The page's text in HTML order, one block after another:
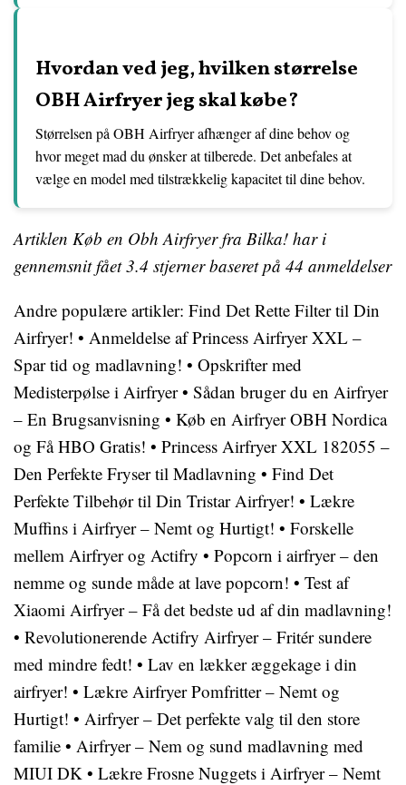
Hvordan ved jeg, hvilken størrelse
OBH Airfryer jeg skal købe?
Størrelsen på OBH Airfryer afhænger af dine behov og
hvor meget mad du ønsker at tilberede. Det anbefales at
vælge en model med tilstrækkelig kapacitet til dine behov.
Artiklen Køb en Obh Airfryer fra Bilka! har i
gennemsnit fået3.4 stjerner baseret på 44 anmeldelser
Andre populære artikler: Find Det Rette Filter til Din
Airfryer! • Anmeldelse af Princess Airfryer XXL –
Spar tid og madlavning! • Opskrifter med
Medisterpølse i Airfryer• Sådan bruger du en Airfryer
– En Brugsanvisning • Køb en Airfryer OBH Nordica
og Få HBO Gratis! • Princess Airfryer XXL 182055 –
Den Perfekte Fryser til Madlavning • Find Det
Perfekte Tilbehør til Din Tristar Airfryer! • Lækre
Muffins i Airfryer – Nemt og Hurtigt! • Forskelle
mellem Airfryer og Actifry • Popcorn i airfryer – den
nemme og sunde måde at lave popcorn! • Test af
Xiaomi Airfryer – Få det bedste ud af din madlavning!
• Revolutionerende Actifry Airfryer – Fritér sundere
med mindre fedt! • Lav en lækker æggekage i din
airfryer! • Lækre Airfryer Pomfritter – Nemt og
Hurtigt! • Airfryer – Det perfekte valg til den store
familie • Airfryer – Nem og sund madlavning med
MIUI DK • Lækre Frosne Nuggets i Airfryer – Nemt